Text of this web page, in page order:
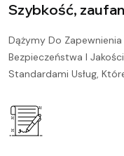
Szybkość,
Dążymy Do
Bezpieczeństwa I
Standardami Usług,